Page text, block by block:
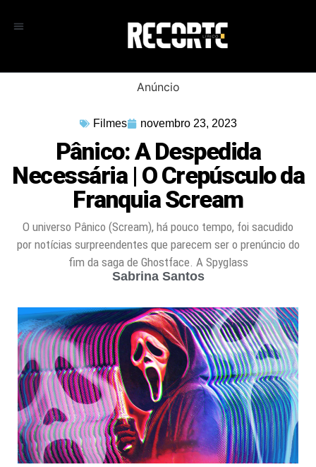
Anúncio
Filmes novembro 23, 2023
Pânico: A Despedida
Necessária | O Crepúsculo da
Franquia Scream
O universo Pânico (Scream), há pouco tempo, foi sacudido
por notícias surpreendentes que parecem ser o prenúncio do
fim da saga de Ghostface. A Spyglass
Sabrina Santos